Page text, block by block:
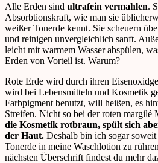
Alle Erden sind ultrafein vermahlen.
Absorbtionskraft, wie man sie
weißer Tonerde kennt. Sie scheuern
und reinigen unvergleichlich sanft.
leicht mit warmem Wasser abspülen,
Erden von Vorteil ist. Warum?
Rote Erde wird durch ihren
wird bei Lebensmitteln und Kosmetik
Farbpigment benutzt, will heißen, es
Streifen. Nicht so bei der roten margilé
die Kosmetik rotbraun, spült sich
der Haut. Deshalb bin ich sogar
Tonerde in meine Waschlotion zu
nächsten Überschrift findest du mehr